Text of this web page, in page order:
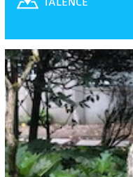
TALENCE